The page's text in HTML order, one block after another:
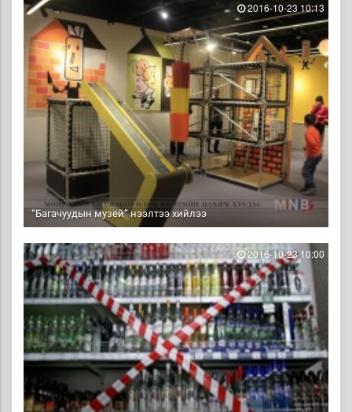
“Багачуудын музей” нээлтээ хийлээ
2016-10-23 10:13
2016-10-23 10:00